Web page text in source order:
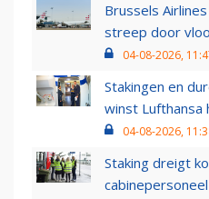
Brussels
streep door
04-08-2026,
Stakingen en
winst Lufthansa
04-08-2026,
Staking dreigt